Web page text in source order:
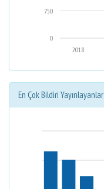
0
750
2018
En Çok Bildiri Yayınlayanlar